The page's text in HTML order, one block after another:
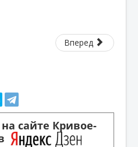
Вперед
сайте Кривое-